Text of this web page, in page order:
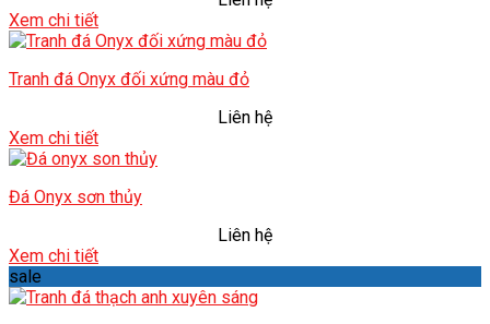
Xem chi tiết
Tranh đá Onyx đối xứng màu đỏ
Liên hệ
Xem chi tiết
Đá Onyx sơn thủy
Liên hệ
Xem chi tiết
sale